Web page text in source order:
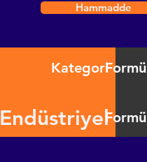
Hammadde
Kategori
Endüstriyel